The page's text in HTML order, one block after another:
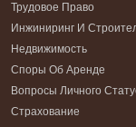
Трудовое Право
Инжиниринг И
Недвижимость
Споры Об Аренде
Вопросы Личного
Страхование